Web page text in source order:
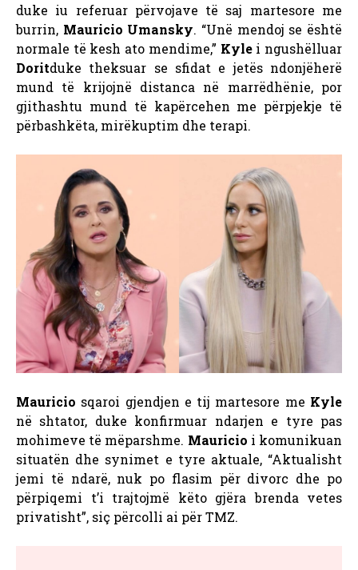
duke iu referuar përvojave të saj martesore me
burrin, Mauricio Umansky. “Unë mendoj se është
normale të kesh ato mendime,” Kylei ngushëlluar
Doritduke theksuar se sfidat e jetës ndonjëherë
mund të krijojnë distanca në marrëdhënie, por
gjithashtu mund të kapërcehen me përpjekje të
përbashkëta, mirëkuptim dhe terapi.
Mauricio sqaroi gjendjen e tij martesore me Kyle
në shtator, duke konfirmuar ndarjen e tyre pas
mohimeve të mëparshme. Mauricio i komunikuan
situatën dhe synimet e tyre aktuale, “Aktualisht
jemi të ndarë, nuk po flasim për divorc dhe po
përpiqemi t’i trajtojmë këto gjëra brenda vetes
privatisht”, siç përcolli ai për TMZ.